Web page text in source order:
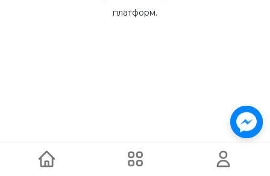
платформ.